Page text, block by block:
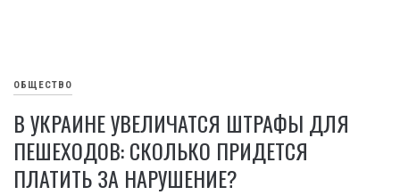
ОБЩЕСТВО
В УКРАИНЕ УВЕЛИЧАТСЯ ШТРАФЫ ДЛЯ
ПЕШЕХОДОВ: СКОЛЬКО ПРИДЕТСЯ
ПЛАТИТЬ ЗА НАРУШЕНИЕ?